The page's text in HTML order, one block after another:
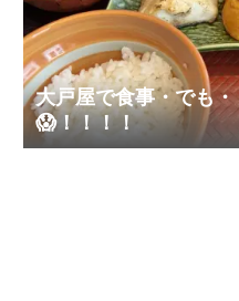
大戸屋で食事・でも
😱！！！！